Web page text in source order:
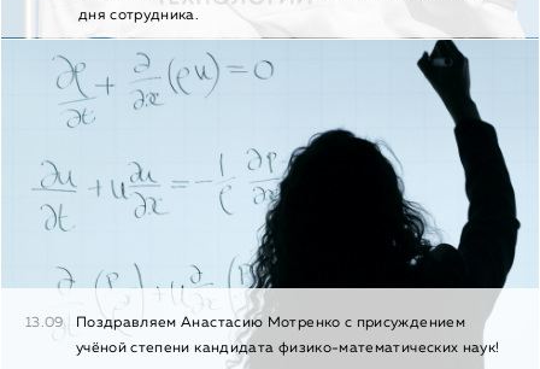
дня сотрудника.
13.09
Поздравляем Анастасию Мотренко с присуждением
учёной степени кандидата физико-математических наук!